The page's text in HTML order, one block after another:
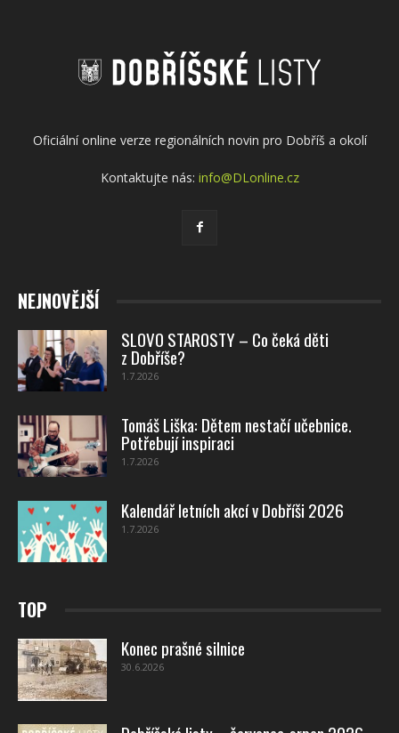
Oficiální online verze regionálních novin pro Dobříš a okolí
Kontaktujte nás: info@DLonline.cz
NEJNOVĚJŠÍ
SLOVO STAROSTY – Co čeká děti
z Dobříše?
1.7.2026
Tomáš Liška: Dětem nestačí učebnice.
Potřebují inspiraci
1.7.2026
Kalendář letních akcí v Dobříši 2026
1.7.2026
TOP
Konec prašné silnice
30.6.2026